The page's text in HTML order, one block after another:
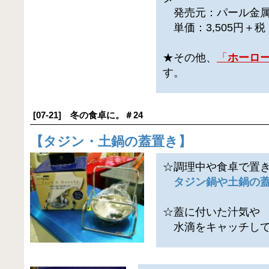
発売元：パール金
単価：3,505円＋税
★その他、 「ホーロ
す。
[07-21] 冬の食卓に。＃24
【 タジン・土鍋の蓋置き 】
☆調理中や食卓で置
タジン鍋や土鍋の
☆蓋に付いた汁気や
水滴をキャッチし